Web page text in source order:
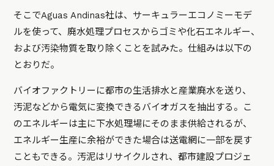
そこでAguas Andinas社は、サーキュラーエコノミーモデ
ルを使って、廃水処理プロセスからゴミや化石エネルギー、
および汚染物質を取り除くことを試みた。仕組みは以下の
とおりだ。
バイオファクトリーに都市の生活排水と産業廃水を送り、
汚泥などから電気に変換できるバイオガスを抽出する。こ
のエネルギーは主に下水処理場にそのまま供給されるが、
エネルギー生産に余裕ができた場合は送電網に一部を戻す
こともできる。汚泥はリサイクルされ、都市建設プロジェ